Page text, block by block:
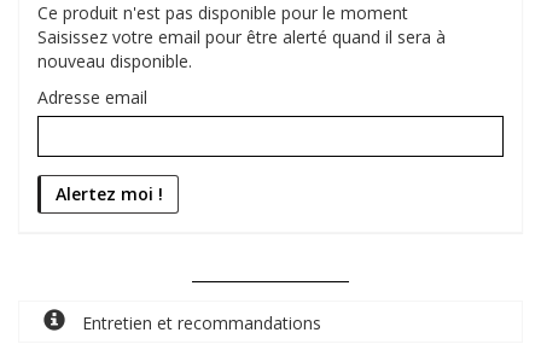
Ce produit n'est pas disponible pour le moment
Saisissez votre email pour être alerté quand il sera à
nouveau disponible.
Adresse email
Entretien et recommandations